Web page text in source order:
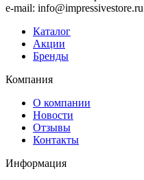
e-mail: info@impressivestore.ru
Каталог
Акции
Бренды
Компания
О компании
Новости
Отзывы
Контакты
Информация